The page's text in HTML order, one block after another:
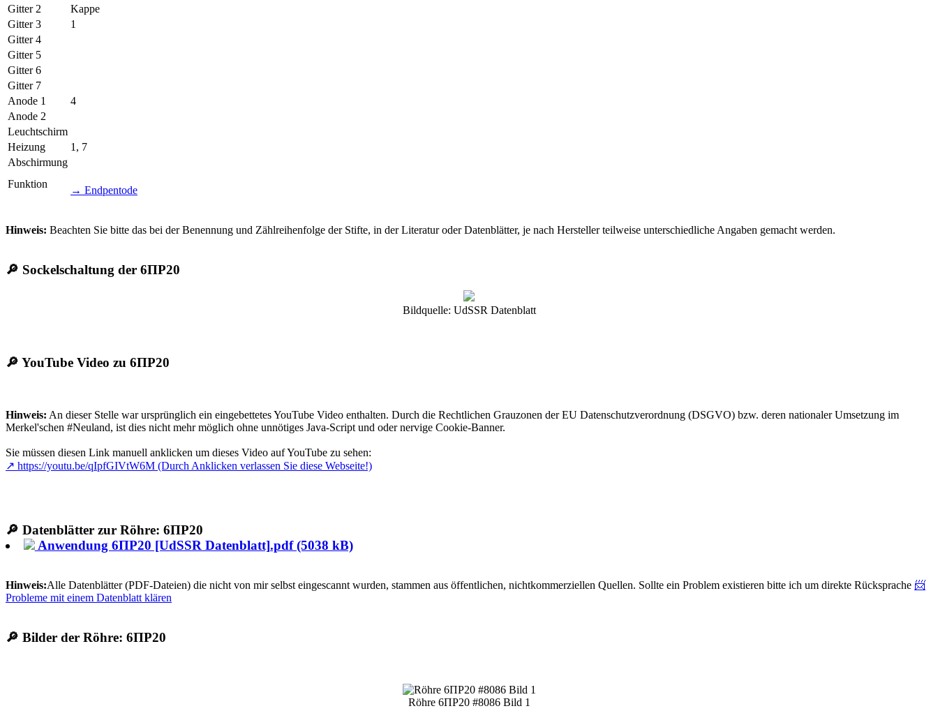
Gitter 2
Kappe
Gitter 3
1
Gitter 4
Gitter 5
Gitter 6
Gitter 7
Anode 1
4
Anode 2
Leuchtschirm
Heizung
1, 7
Abschirmung
Funktion
→ Endpentode
Hinweis: Beachten Sie bitte das bei der Benennung und Zählreihenfolge der Stifte, in der Literatur oder Datenblätter, je nach Hersteller teilweise unterschiedliche Angaben gemacht werden.
🔎 Sockelschaltung der 6ПР20
Bildquelle: UdSSR Datenblatt
🔎 YouTube Video zu 6ПР20
Hinweis: An dieser Stelle war ursprünglich ein eingebettetes YouTube Video enthalten. Durch die Rechtlichen Grauzonen der EU Datenschutzverordnung (DSGVO) bzw. deren nationaler Umsetzung im
Merkel'schen #Neuland, ist dies nicht mehr möglich ohne unnötiges Java-Script und oder nervige Cookie-Banner.
Sie müssen diesen Link manuell anklicken um dieses Video auf YouTube zu sehen:
↗︎ https://youtu.be/qIpfGIVtW6M (Durch Anklicken verlassen Sie diese Webseite!)
🔎 Datenblätter zur Röhre: 6ПР20
Anwendung 6ПР20 [UdSSR Datenblatt].pdf (5038 kB)
Hinweis:Alle Datenblätter (PDF-Dateien) die nicht von mir selbst eingescannt wurden, stammen aus öffentlichen, nichtkommerziellen Quellen. Sollte ein Problem existieren bitte ich um direkte Rücksprache 📨
Probleme mit einem Datenblatt klären
🔎 Bilder der Röhre: 6ПР20
Röhre 6ПР20 #8086 Bild 1